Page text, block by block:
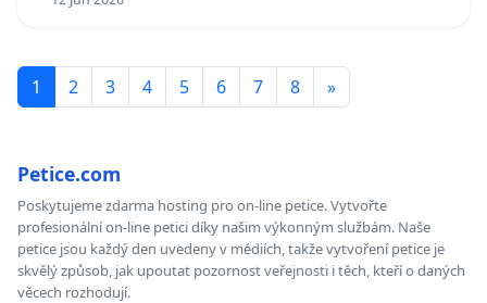
1 2 3 4 5 6 7 8 »
Petice.com
Poskytujeme zdarma hosting pro on-line petice. Vytvořte
profesionální on-line petici díky našim výkonným službám. Naše
petice jsou každý den uvedeny v médiích, takže vytvoření petice je
skvělý způsob, jak upoutat pozornost veřejnosti i těch, kteří o daných
věcech rozhodují.